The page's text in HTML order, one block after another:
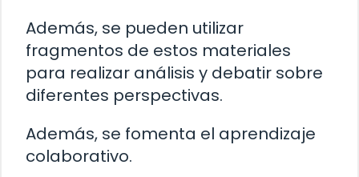
Además, se pueden utilizar
fragmentos de estos materiales
para realizar análisis y debatir sobre
diferentes perspectivas.
Además, se fomenta el aprendizaje
colaborativo.